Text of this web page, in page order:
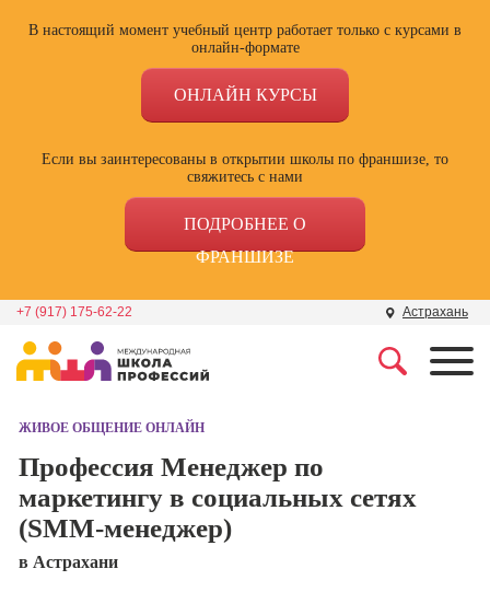
В настоящий момент учебный центр работает только с курсами в
онлайн-формате
ОНЛАЙН КУРСЫ
Если вы заинтересованы в открытии школы по франшизе, то
свяжитесь с нами
ПОДРОБНЕЕ О
ФРАНШИЗЕ
+7 (917) 175-62-22 Астрахань
Школа дизайна
Школа нейросетей и
программирования
оптимизации
ЖИВОЕ ОБЩЕНИЕ ОНЛАЙН
Профессия Менеджер по
маркетингу в социальных сетях
(SMM-менеджер)
в Астрахани